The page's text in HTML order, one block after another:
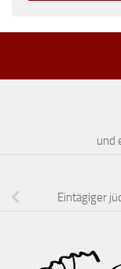
und
Eintägiger